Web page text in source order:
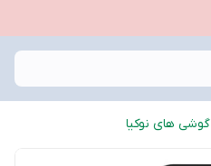
گوشی های نوکیا